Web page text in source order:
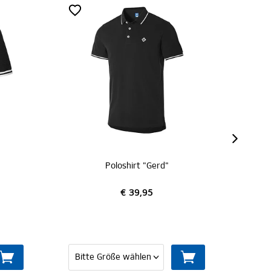
Poloshirt "Gerd"
€ 39,95